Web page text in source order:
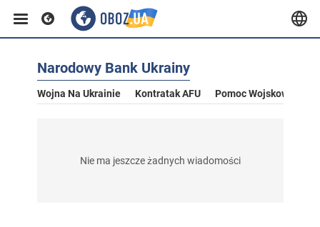
Narodowy Bank Ukrainy
Wojna Na Ukrainie Kontratak AFU Pomoc Wojskowa Dla
Nie ma jeszcze żadnych wiadomości